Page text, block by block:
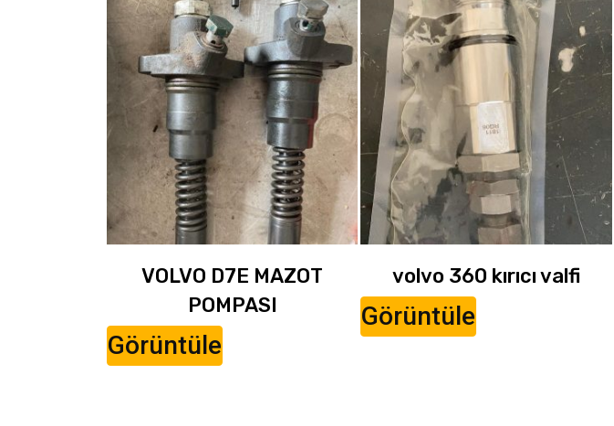
VOLVO D7E MAZOT
POMPASI
Görüntüle
volvo 360 kırıcı valfi
Görüntüle